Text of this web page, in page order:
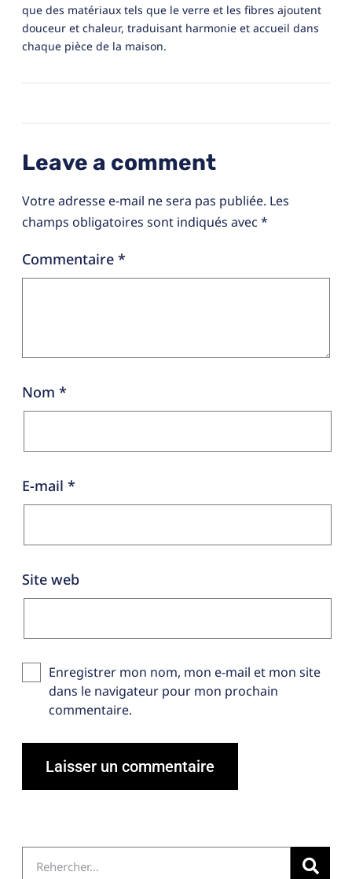
que des matériaux tels que le verre et les fibres ajoutent
douceur et chaleur, traduisant harmonie et accueil dans
chaque pièce de la maison.
Leave a comment
Votre adresse e-mail ne sera pas publiée. Les
champs obligatoires sont indiqués avec *
Commentaire *
Nom *
E-mail *
Site web
Enregistrer mon nom, mon e-mail et mon site
dans le navigateur pour mon prochain
commentaire.